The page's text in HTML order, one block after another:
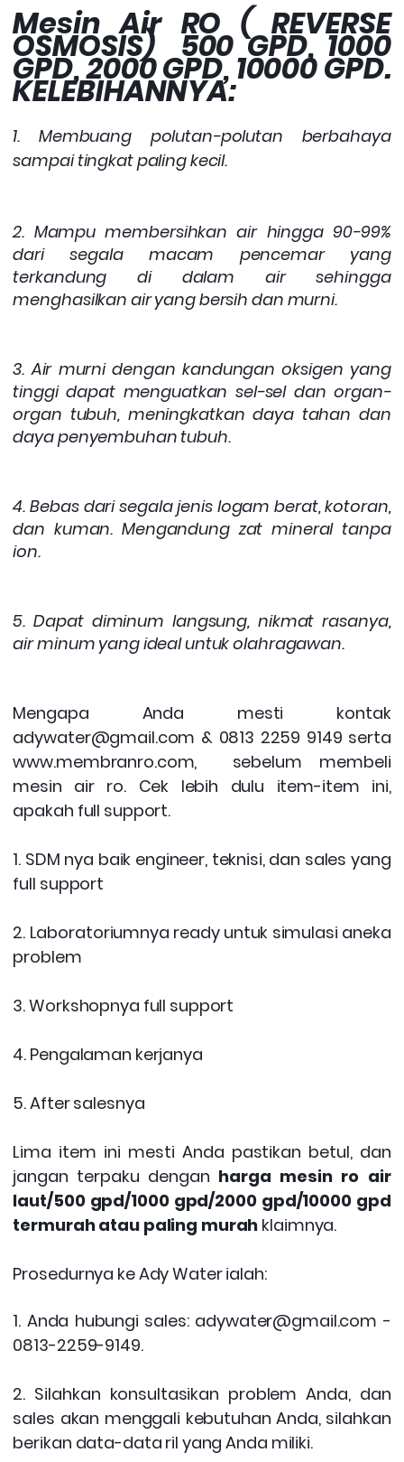
Mesin Air RO ( REVERSE
OSMOSIS) 500 GPD, 1000
GPD, 2000 GPD, 10000 GPD.
KELEBIHANNYA:
1. Membuang polutan-polutan berbahaya
sampai tingkat paling kecil.
2. Mampu membersihkan air hingga 90-99%
dari segala macam pencemar yang
terkandung di dalam air sehingga
menghasilkan air yang bersih dan murni.
3. Air murni dengan kandungan oksigen yang
tinggi dapat menguatkan sel-sel dan organ-
organ tubuh, meningkatkan daya tahan dan
daya penyembuhan tubuh.
4. Bebas dari segala jenis logam berat, kotoran,
dan kuman. Mengandung zat mineral tanpa
ion.
5. Dapat diminum langsung, nikmat rasanya,
air minum yang ideal untuk olahragawan.
Mengapa Anda mesti kontak
adywater@gmail.com & 0813 2259 9149 serta
www.membranro.com, sebelum membeli
mesin air ro. Cek lebih dulu item-item ini,
apakah full support.
1. SDM nya baik engineer, teknisi, dan sales yang
full support
2. Laboratoriumnya ready untuk simulasi aneka
problem
3. Workshopnya full support
4. Pengalaman kerjanya
5. After salesnya
Lima item ini mesti Anda pastikan betul, dan
jangan terpaku dengan harga mesin ro air
laut/500 gpd/1000 gpd/2000 gpd/10000 gpd
termurah atau paling murah klaimnya.
Prosedurnya ke Ady Water ialah:
1. Anda hubungi sales: adywater@gmail.com -
0813-2259-9149.
2. Silahkan konsultasikan problem Anda, dan
sales akan menggali kebutuhan Anda, silahkan
berikan data-data ril yang Anda miliki.